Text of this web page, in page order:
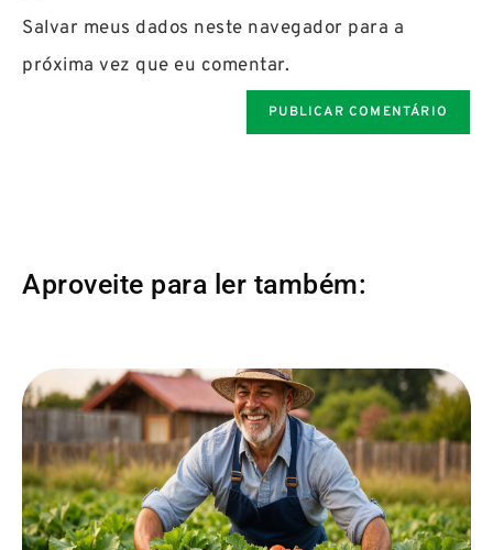
Salvar meus dados neste navegador para a
próxima vez que eu comentar.
Aproveite para ler também: